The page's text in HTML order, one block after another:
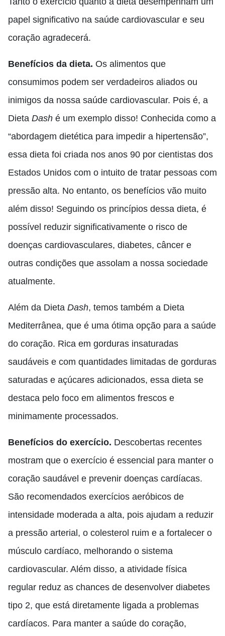
papel significativo na saúde cardiovascular e seu
coração agradecerá.
Benefícios da dieta. Os alimentos que
consumimos podem ser verdadeiros aliados ou
inimigos da nossa saúde cardiovascular. Pois é, a
Dieta Dash é um exemplo disso! Conhecida como a
“abordagem dietética para impedir a hipertensão”,
essa dieta foi criada nos anos 90 por cientistas dos
Estados Unidos com o intuito de tratar pessoas com
pressão alta. No entanto, os benefícios vão muito
além disso! Seguindo os princípios dessa dieta, é
possível reduzir significativamente o risco de
doenças cardiovasculares, diabetes, câncer e
outras condições que assolam a nossa sociedade
atualmente.
Além da Dieta Dash, temos também a Dieta
Mediterrânea, que é uma ótima opção para a saúde
do coração. Rica em gorduras insaturadas
saudáveis e com quantidades limitadas de gorduras
saturadas e açúcares adicionados, essa dieta se
destaca pelo foco em alimentos frescos e
minimamente processados.
Benefícios do exercício. Descobertas recentes
mostram que o exercício é essencial para manter o
coração saudável e prevenir doenças cardíacas.
São recomendados exercícios aeróbicos de
intensidade moderada a alta, pois ajudam a reduzir
a pressão arterial, o colesterol ruim e a fortalecer o
músculo cardíaco, melhorando o sistema
cardiovascular. Além disso, a atividade física
regular reduz as chances de desenvolver diabetes
tipo 2, que está diretamente ligada a problemas
cardíacos. Para manter a saúde do coração,